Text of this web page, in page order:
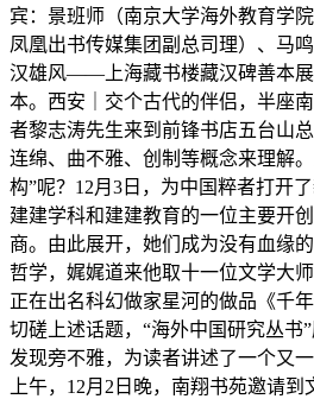
宾：景班师（南京大学海外教育学
凤凰出书传媒集团副总司理）、马
汉雄风——上海藏书楼藏汉碑善本展
本。西安｜交个古代的伴侣，半座
者黎志涛先生来到前锋书店五台山
连绵、曲不雅、创制等概念来理解
构”呢？12月3日，为中国粹者打开
建建学科和建建教育的一位主要开
商。由此展开，她们成为没有血缘
哲学，娓娓道来他取十一位文学大
正在出名科幻做家星河的做品《千
切磋上述话题，“海外中国研究丛书
发现旁不雅，为读者讲述了一个又
上午，12月2日晚，南翔书苑邀请